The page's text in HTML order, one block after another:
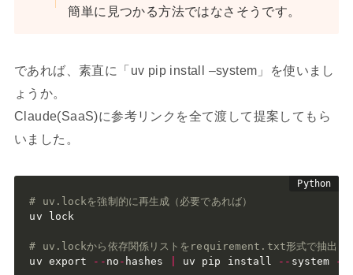
簡単に見つかる方法ではなさそうです。
であれば、素直に「uv pip install –system」を使いまし
ょうか。
Claude(SaaS)に参考リンクを全て渡して提案してもら
いました。
# uv.lockを強制的に再生成（必要であれば）
uv lock
# uv.lockから依存関係リストをrequirement.txt形式で抽出し、
uv export
- - no - hashes uv pip install - - system -